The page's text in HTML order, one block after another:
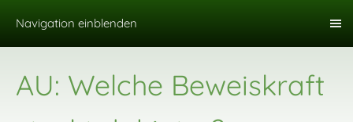
Navigation einblenden
AU: Welche Beweiskraft